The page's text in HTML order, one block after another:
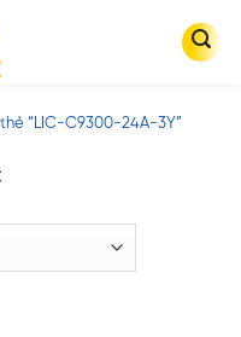
“LIC-C9300-24A-3Y”